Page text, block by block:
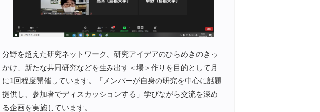
分野を超えた研究ネットワーク、研究アイデアのひらめきのきっ
かけ、新たな共同研究などを生み出す＜場＞作りを目的として月
に1回程度開催しています。「メンバーが自身の研究を中心に話題
提供し、参加者でディスカッションする」学びながら交流を深め
る企画を実施しています。